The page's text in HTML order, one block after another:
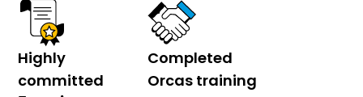
Highly
committed
Completed
Orcas training